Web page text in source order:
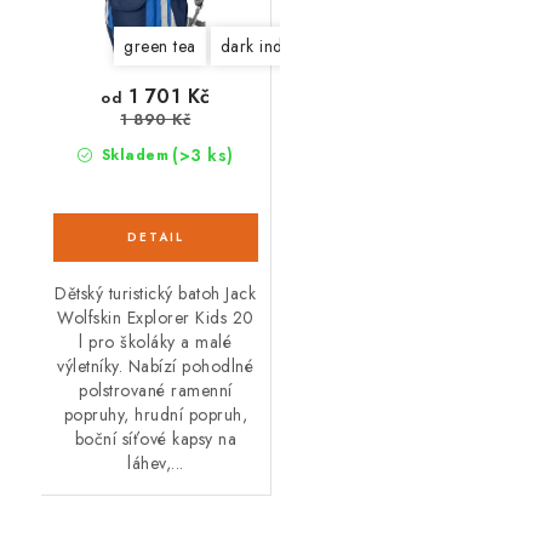
green tea dark indigo
Skladem (>3 ks)
od 1 701 Kč
1 890 Kč
Dětský turistický batoh Jack
Wolfskin Explorer Kids 20
l pro školáky a malé
výletníky. Nabízí pohodlné
polstrované ramenní
popruhy, hrudní popruh,
boční síťové kapsy na
láhev,...